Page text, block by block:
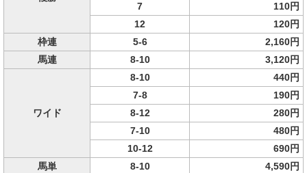
7
110円
12
120円
枠連
5-6
2,160円
馬連
8-10 3,120円
ワイド
8-10
440円
7-8
190円
8-12
280円
7-10
480円
10-12
690円
馬単
8-10 4,590円